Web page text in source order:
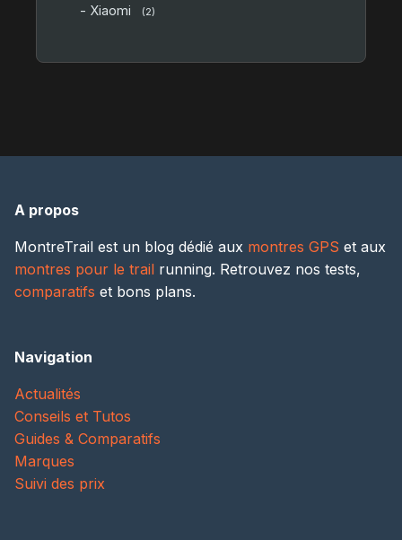
- Xiaomi (2)
A propos
MontreTrail est un blog dédié aux montres GPS et aux
montres pour le trail running. Retrouvez nos tests,
comparatifs et bons plans.
Navigation
Actualités
Conseils et Tutos
Guides & Comparatifs
Marques
Suivi des prix